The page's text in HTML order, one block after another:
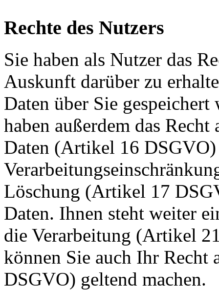
Rechte des Nutzers
Sie haben als Nutzer das
Auskunft darüber zu
Daten über Sie
haben außerdem das
Daten (Artikel 16
Löschung (Artikel 17
Daten. Ihnen steht weiter
die Verarbeitung (Artikel
können Sie auch Ihr
DSGVO) geltend machen.